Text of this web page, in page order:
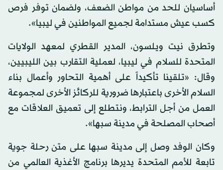
أساسيان للحد من مواطن الضعف، ولضمان توفر فرص
كسب عيش مستدامة لجميع المواطنين في ليبيا».
وتطرق نيت ويلسون، المدير القطري لمعهد الولايات
المتحدة للسلام في ليبيا، لعملية التقارب بين الليبيين،
وقال: «تلقينا تأكيداً على أهمية التحاور وأعمال بناء
السلام الأخرى باعتبارها ضرورية للركائز الأخرى لمجموعة
العمل من أجل الترابط، ونتطلع إلى تعميق العلاقات مع
أصحاب المصلحة في مدينة سبها».
وكان الوفد وصل إلى مدينة سبها على متن رحلة جوية
تابعة للأمم المتحدة يديرها برنامج الأغذية العالمي من